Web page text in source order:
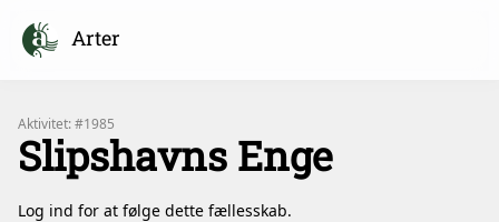
Arter
Aktivitet: #1985
Slipshavns Enge
Log ind for at følge dette fællesskab.